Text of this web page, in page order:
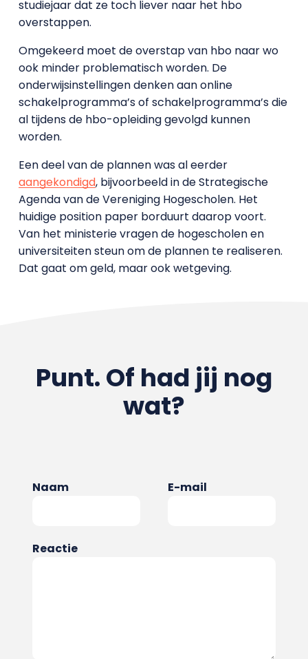
studiejaar dat ze toch liever naar het hbo
overstappen.
Omgekeerd moet de overstap van hbo naar wo
ook minder problematisch worden. De
onderwijsinstellingen denken aan online
schakelprogramma’s of schakelprogramma’s die
al tijdens de hbo-opleiding gevolgd kunnen
worden.
Een deel van de plannen was al eerder
aangekondigd, bijvoorbeeld in de Strategische
Agenda van de Vereniging Hogescholen. Het
huidige position paper borduurt daarop voort.
Van het ministerie vragen de hogescholen en
universiteiten steun om de plannen te realiseren.
Dat gaat om geld, maar ook wetgeving.
Punt. Of had jij nog
wat?
Naam E-mail
Reactie